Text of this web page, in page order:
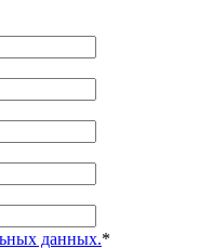
данных.*